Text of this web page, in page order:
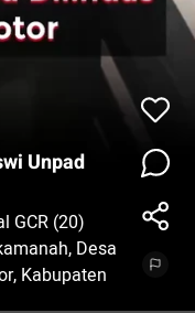
Unpad
GCR (20)
Desa
Kabupaten